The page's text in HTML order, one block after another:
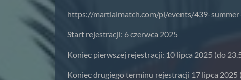
https://martialmatch.com/pl/events/439-
Start rejestracji: 6 czerwca 2025
Koniec pierwszej rejestracji: 10 lipca 2025 (do
Koniec drugiego terminu rejestracji 17 lipca 2025